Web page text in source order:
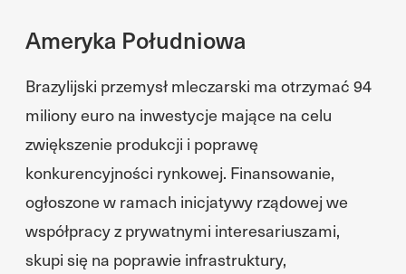
Ameryka Południowa
Brazylijski przemysł mleczarski ma otrzymać 94
miliony euro na inwestycje mające na celu
zwiększenie produkcji i poprawę
konkurencyjności rynkowej. Finansowanie,
ogłoszone w ramach inicjatywy rządowej we
współpracy z prywatnymi interesariuszami,
skupi się na poprawie infrastruktury,